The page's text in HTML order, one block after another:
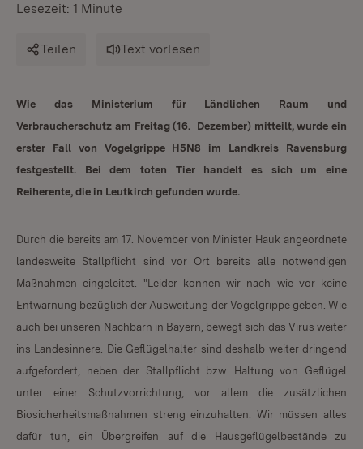
Lesezeit: 1 Minute
Teilen Text vorlesen
Wie das Ministerium für Ländlichen Raum und
Verbraucherschutz am Freitag (16. Dezember) mitteilt, wurde ein
erster Fall von Vogelgrippe H5N8 im Landkreis Ravensburg
festgestellt. Bei dem toten Tier handelt es sich um eine
Reiherente, die in Leutkirch gefunden wurde.
Durch die bereits am 17. November von Minister Hauk angeordnete
landesweite Stallpflicht sind vor Ort bereits alle notwendigen
Maßnahmen eingeleitet. "Leider können wir nach wie vor keine
Entwarnung bezüglich der Ausweitung der Vogelgrippe geben. Wie
auch bei unseren Nachbarn in Bayern, bewegt sich das Virus weiter
ins Landesinnere. Die Geflügelhalter sind deshalb weiter dringend
aufgefordert, neben der Stallpflicht bzw. Haltung von Geflügel
unter einer Schutzvorrichtung, vor allem die zusätzlichen
Biosicherheitsmaßnahmen streng einzuhalten. Wir müssen alles
dafür tun, ein Übergreifen auf die Hausgeflügelbestände zu